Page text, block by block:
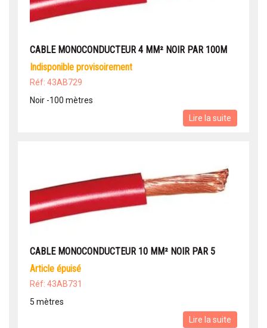
CABLE MONOCONDUCTEUR 4 MM² NOIR PAR 100M
indisponible provisoirement
Réf: 43AB729
Noir -100 mètres
Lire la suite
CABLE MONOCONDUCTEUR 10 MM² NOIR PAR 5
article épuisé
Réf: 43AB731
5 mètres
Lire la suite